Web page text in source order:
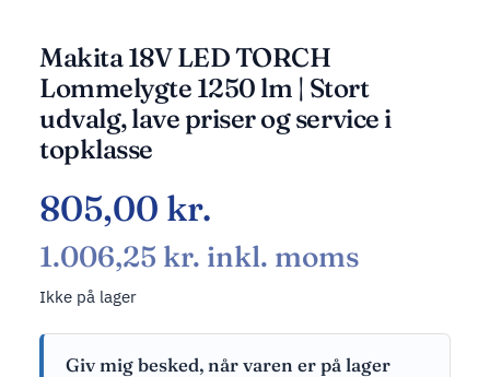
Makita 18V LED TORCH
Lommelygte 1250 lm | Stort
udvalg, lave priser og service i
topklasse
805,00 kr.
1.006,25 kr. inkl. moms
Ikke på lager
Giv mig besked, når varen er på lager